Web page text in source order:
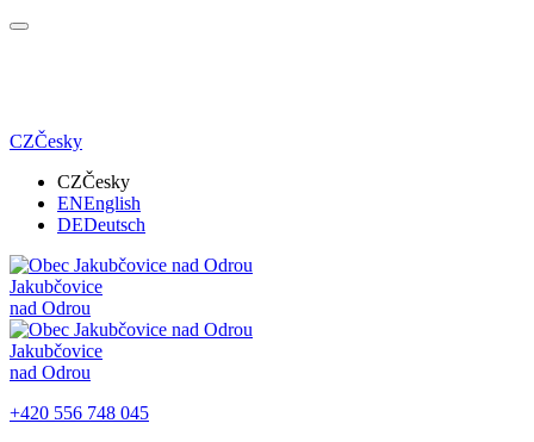
CZČesky
CZČesky
ENEnglish
DEDeutsch
Jakubčovice
nad Odrou
Jakubčovice
nad Odrou
+420 556 748 045